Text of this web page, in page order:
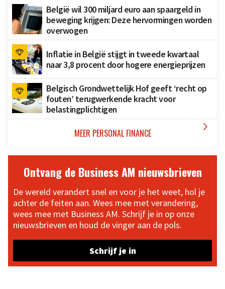
België wil 300 miljard euro aan spaargeld in
beweging krijgen: Deze hervormingen worden
overwogen
Inflatie in België stijgt in tweede kwartaal
naar 3,8 procent door hogere energieprijzen
Belgisch Grondwettelijk Hof geeft ‘recht op
fouten’ terugwerkende kracht voor
belastingplichtigen
MEER PERSONAL FINANCE 
Ontvang de Business AM nieuwsbrieven
De wereld verandert snel en voor je het weet, hol je
achter de feiten aan. Wees mee met verandering,
wees mee met Business AM. Schrijf je in op onze
nieuwsbrieven en houd de vinger aan de pols.
Schrijf je in